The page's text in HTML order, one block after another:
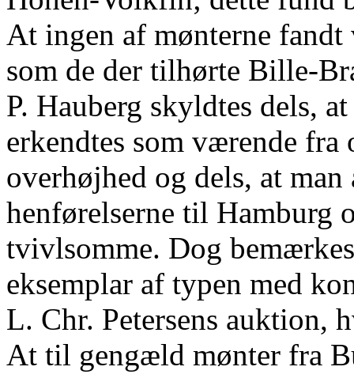
At ingen af mønterne
som de der tilhørte Bille-
P. Hauberg skyldtes dels,
erkendtes som værende fra
overhøjhed og dels, at
henførelserne til Hamburg
tvivlsomme. Dog
eksemplar af typen med
L. Chr. Petersens auktion,
At til gengæld mønter fra